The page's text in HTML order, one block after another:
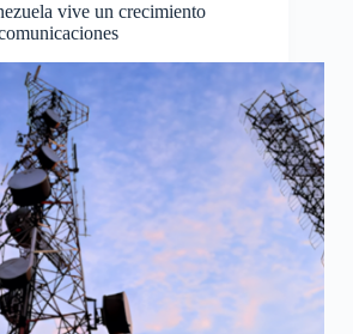
vive un crecimiento